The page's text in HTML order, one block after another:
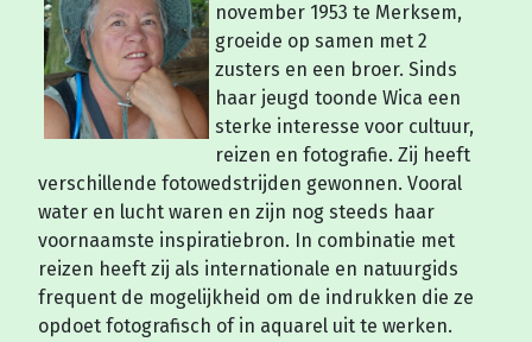
november 1953 te Merksem,
groeide op samen met 2
zusters en een broer. Sinds
haar jeugd toonde Wica een
sterke interesse voor cultuur,
reizen en fotografie. Zij heeft
verschillende fotowedstrijden gewonnen. Vooral
water en lucht waren en zijn nog steeds haar
voornaamste inspiratiebron. In combinatie met
reizen heeft zij als internationale en natuurgids
frequent de mogelijkheid om de indrukken die ze
opdoet fotografisch of in aquarel uit te werken.